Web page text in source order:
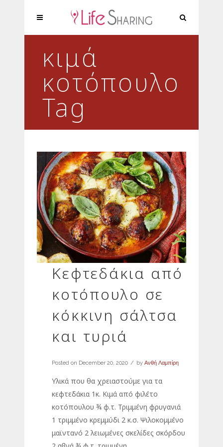
κιμά
κοτόπουλο
Tag
Κεφτεδάκια από
κοτόπουλο σε
κόκκινη σάλτσα
και τυριά
Posted on December 20, 2020 by Ανθή Λαμπίρη
Υλικά που θα χρειαστούμε για τα
κεφτεδάκια 1κ. Κιμά από φιλέτο
κοτόπουλου ¾ φ.τ. Τριμμένη φρυγανιά
1 τριμμένο κρεμμύδι 2 κ.σ. Ψιλοκομμένο
μαϊντανό 2 λειωμένες σκελίδες σκόρδου